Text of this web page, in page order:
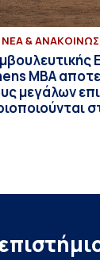
ΝΕΑ &
MBA
μεγάλων